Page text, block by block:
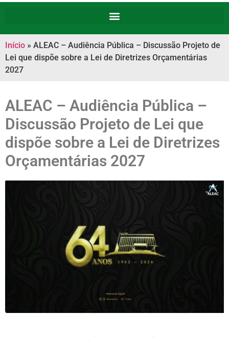
Início » ALEAC – Audiência Pública – Discussão Projeto de
Lei que dispõe sobre a Lei de Diretrizes Orçamentárias
2027
ALEAC – Audiência Pública –
Discussão Projeto de Lei que
dispõe sobre a Lei de Diretrizes
Orçamentárias 2027